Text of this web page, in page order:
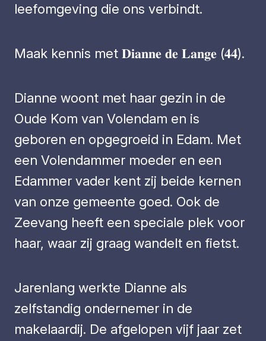
leefomgeving die ons verbindt.
Maak kennis met 𝐃𝐢𝐚𝐧𝐧𝐞 𝐝𝐞 𝐋𝐚𝐧𝐠𝐞 (𝟒𝟒).
Dianne woont met haar gezin in de
Oude Kom van Volendam en is
geboren en opgegroeid in Edam. Met
een Volendammer moeder en een
Edammer vader kent zij beide kernen
van onze gemeente goed. Ook de
Zeevang heeft een speciale plek voor
haar, waar zij graag wandelt en fietst.
Jarenlang werkte Dianne als
zelfstandig ondernemer in de
makelaardij. De afgelopen vijf jaar zet